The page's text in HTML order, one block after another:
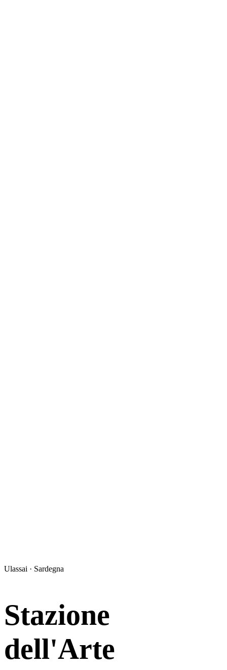
Ulassai · Sardegna
Stazione
dell'Arte